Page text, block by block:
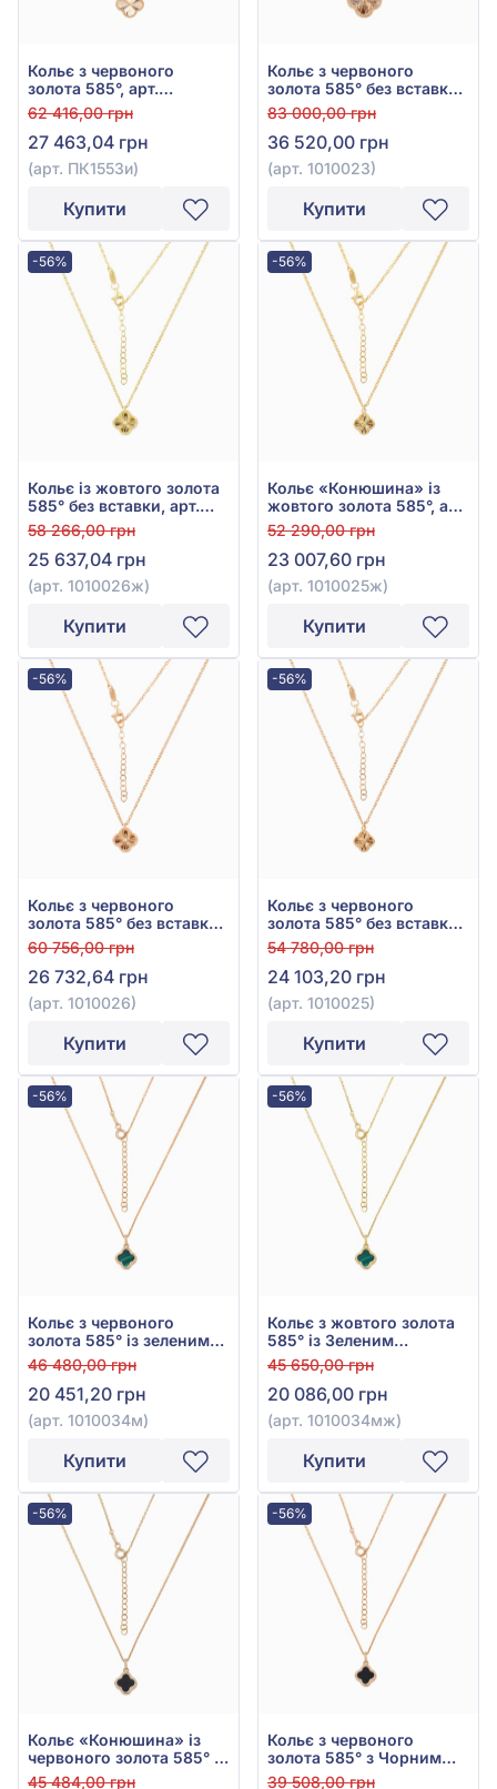
Кольє з червоного
золота 585°, арт.
ПК1553и
62 416,00 грн
27 463,04 грн
(арт. ПК1553и)
Купити
Кольє з червоного
золота 585° без вставки,
арт. 1010023
83 000,00 грн
36 520,00 грн
(арт. 1010023)
Купити
-56%
Кольє із жовтого золота
585° без вставки, арт.
1010026ж
58 266,00 грн
25 637,04 грн
(арт. 1010026ж)
Купити
-56%
Кольє «Конюшина» із
жовтого золота 585°, арт.
1010025ж
52 290,00 грн
23 007,60 грн
(арт. 1010025ж)
Купити
-56%
Кольє з червоного
золота 585° без вставки,
арт. 1010026
60 756,00 грн
26 732,64 грн
(арт. 1010026)
Купити
-56%
Кольє з червоного
золота 585° без вставки,
арт. 1010025
54 780,00 грн
24 103,20 грн
(арт. 1010025)
Купити
-56%
Кольє з червоного
золота 585° із зеленим
малахітом, арт. 1010034м
46 480,00 грн
20 451,20 грн
(арт. 1010034м)
Купити
-56%
Кольє з жовтого золота
585° із Зеленим
Малахітом, арт.
1010034мж
45 650,00 грн
20 086,00 грн
(арт. 1010034мж)
Купити
-56%
Кольє «Конюшина» із
червоного золота 585° з
Чорним Оніксом, арт.
45 484,00 грн
-56%
Кольє з червоного
золота 585° з Чорним
Оніксом, арт. 1010033о
39 508,00 грн